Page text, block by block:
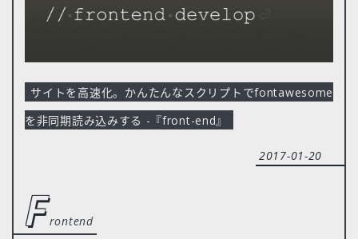
サイトを高速化。かんたんなスクリプトでfontawesome
を非同期読み込みする -『front-end』
2017-01-20
f rontend